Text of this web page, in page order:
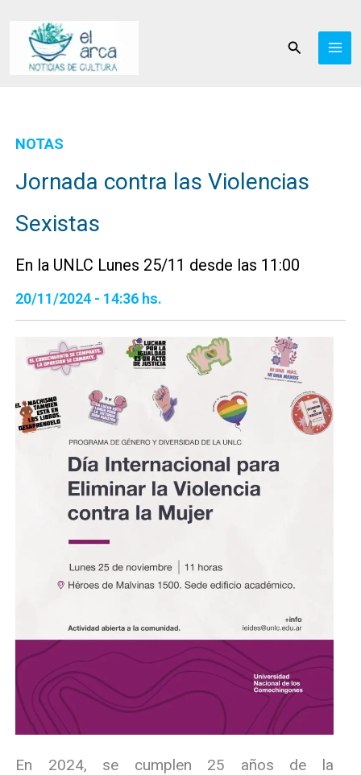
contenido
Buscar
NOTAS
Jornada contra las Violencias
Sexistas
En la UNLC Lunes 25/11 desde las 11:00
20/11/2024 - 14:36 hs.
En 2024, se cumplen 25 años de la